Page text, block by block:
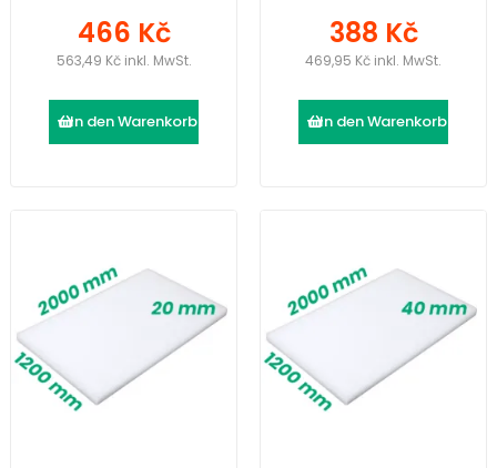
30) mm
466 Kč
563,49 Kč inkl. MwSt.
In den Warenkorb
25) mm
388 Kč
469,95 Kč inkl. MwSt.
In den Warenkorb